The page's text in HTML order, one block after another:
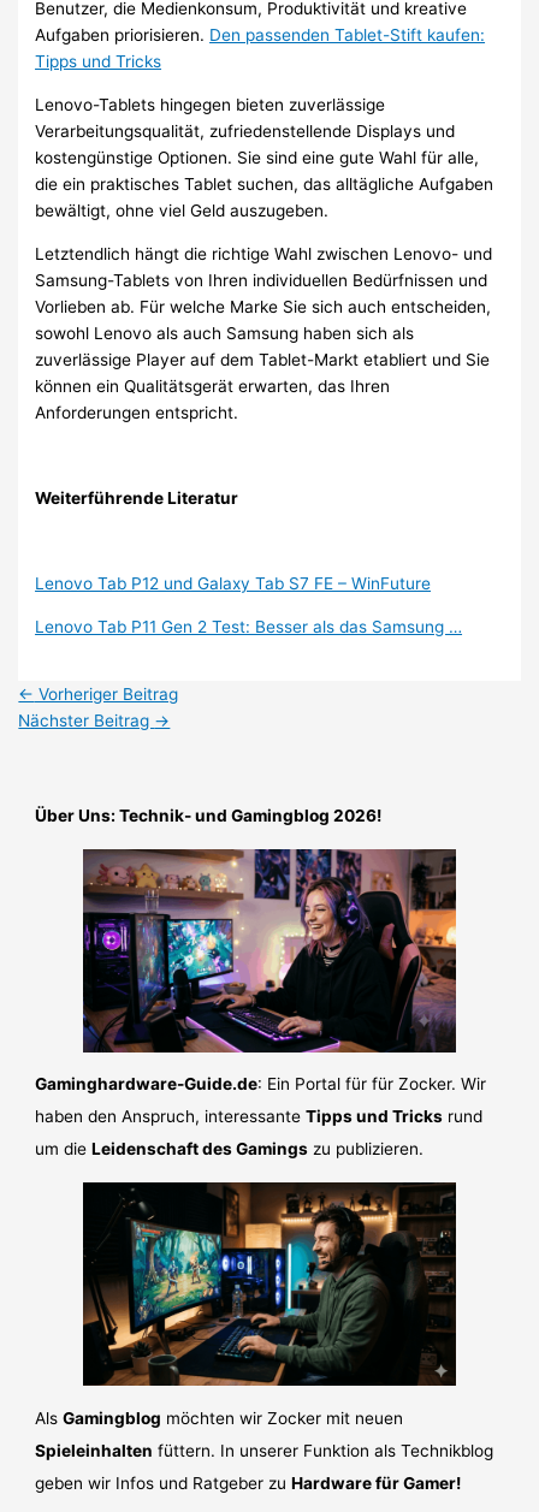
Benutzer, die Medienkonsum, Produktivität und kreative
Aufgaben priorisieren. Den passenden Tablet-Stift kaufen:
Tipps und Tricks
Lenovo-Tablets hingegen bieten zuverlässige
Verarbeitungsqualität, zufriedenstellende Displays und
kostengünstige Optionen. Sie sind eine gute Wahl für alle,
die ein praktisches Tablet suchen, das alltägliche Aufgaben
bewältigt, ohne viel Geld auszugeben.
Letztendlich hängt die richtige Wahl zwischen Lenovo- und
Samsung-Tablets von Ihren individuellen Bedürfnissen und
Vorlieben ab. Für welche Marke Sie sich auch entscheiden,
sowohl Lenovo als auch Samsung haben sich als
zuverlässige Player auf dem Tablet-Markt etabliert und Sie
können ein Qualitätsgerät erwarten, das Ihren
Anforderungen entspricht.
Weiterführende Literatur
Lenovo Tab P12 und Galaxy Tab S7 FE – WinFuture
Lenovo Tab P11 Gen 2 Test: Besser als das Samsung …
← Vorheriger Beitrag
Nächster Beitrag →
Über Uns: Technik- und Gamingblog 2026!
Gaminghardware-Guide.de: Ein Portal für für Zocker. Wir
haben den Anspruch, interessanteTipps und Tricks rund
um dieLeidenschaft des Gamings zu publizieren.
AlsGamingblog möchten wir Zocker mit neuen
Spieleinhalten füttern. In unserer Funktion als Technikblog
geben wir Infos und Ratgeber zuHardware für Gamer!